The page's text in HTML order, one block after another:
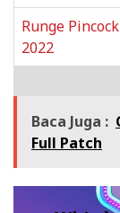
Runge
2022
Baca Juga :
Full Patch